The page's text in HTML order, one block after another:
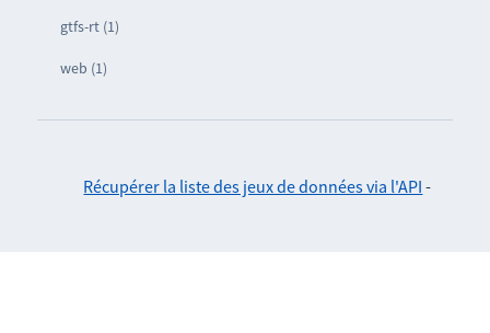
gtfs-rt (1)
web (1)
Récupérer la liste des jeux de données via l'API -